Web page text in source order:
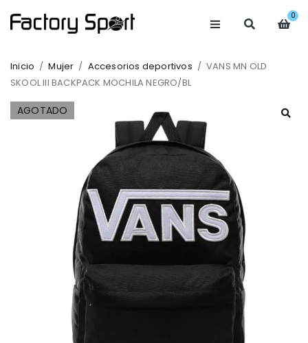
0
Inicio / Mujer / Accesorios deportivos / VANS MN OLD
SKOOL III BACKPACK MOCHILA NEGRO/BL
AGOTADO